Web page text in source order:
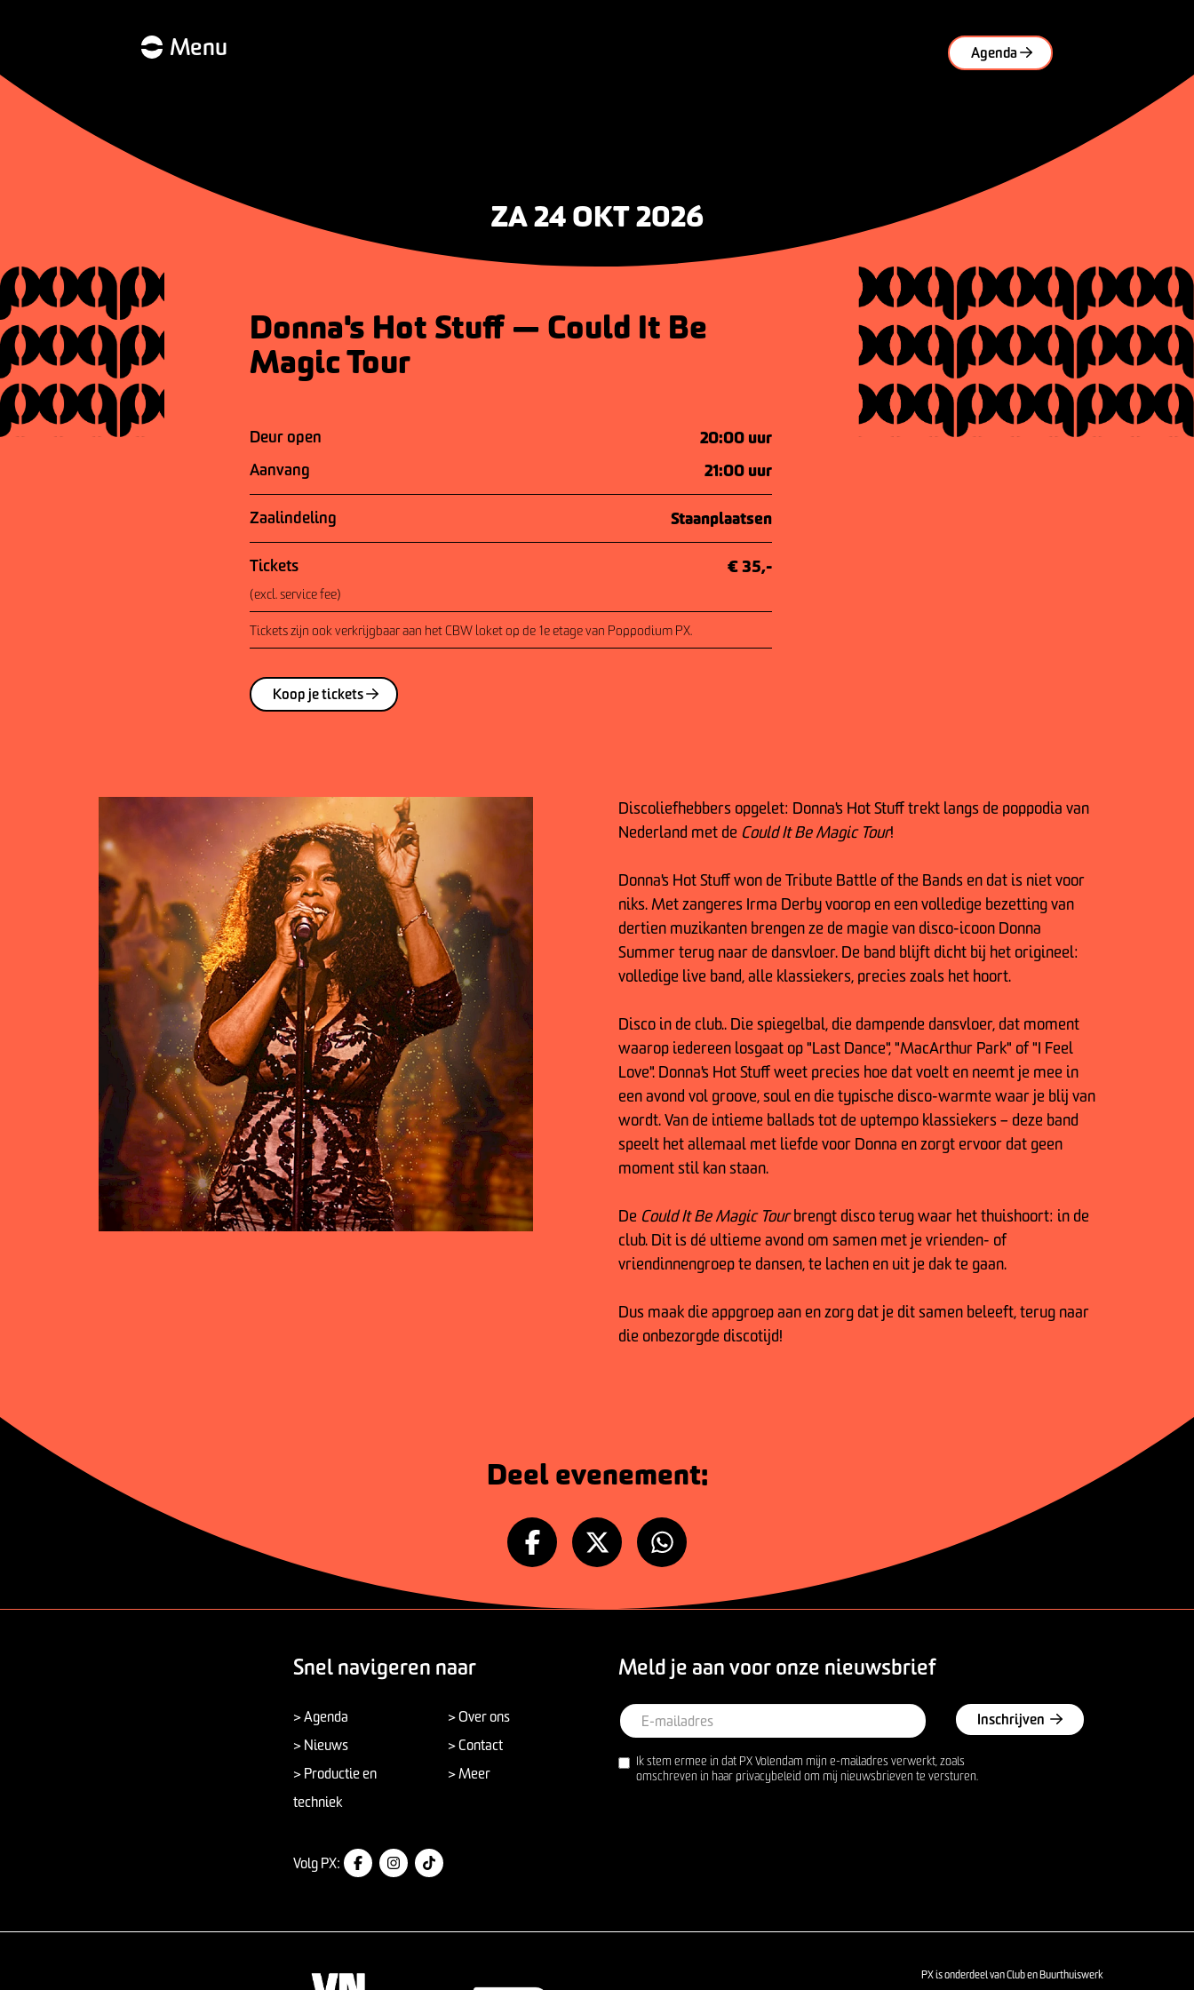
Menu Agenda
ZA 24 OKT 2026
Donna's Hot Stuff — Could It Be
Magic Tour
Deur open
20:00 uur
Aanvang
21:00 uur
Zaalindeling Staanplaatsen
Tickets € 35,-
(excl. service fee)
Tickets zijn ook verkrijgbaar aan het CBW loket op de 1e etage van Poppodium PX.
Koop je tickets
Discoliefhebbers opgelet: Donna's Hot Stuff trekt langs de poppodia van
Nederland met de Could It Be Magic Tour!
Donna's Hot Stuff won de Tribute Battle of the Bands en dat is niet voor
niks. Met zangeres Irma Derby voorop en een volledige bezetting van
dertien muzikanten brengen ze de magie van disco-icoon Donna
Summer terug naar de dansvloer. De band blijft dicht bij het origineel:
volledige live band, alle klassiekers, precies zoals het hoort.
Disco in de club.. Die spiegelbal, die dampende dansvloer, dat moment
waarop iedereen losgaat op "Last Dance", "MacArthur Park" of "I Feel
Love". Donna's Hot Stuff weet precies hoe dat voelt en neemt je mee in
een avond vol groove, soul en die typische disco-warmte waar je blij van
wordt. Van de intieme ballads tot de uptempo klassiekers – deze band
speelt het allemaal met liefde voor Donna en zorgt ervoor dat geen
moment stil kan staan.
De Could It Be Magic Tourbrengt disco terug waar het thuishoort: in de
club. Dit is dé ultieme avond om samen met je vrienden- of
vriendinnengroep te dansen, te lachen en uit je dak te gaan.
Dus maak die appgroep aan en zorg dat je dit samen beleeft, terug naar
die onbezorgde discotijd!
Deel evenement:
Snel navigeren naar
> Agenda
> Nieuws
> Productie en
techniek
> Over ons
> Contact
> Meer
Volg PX:
Meld je aan voor onze nieuwsbrief
Inschrijven
Ik stem ermee in dat PX Volendam mijn e-mailadres verwerkt, zoals
omschreven in haar privacybeleid om mij nieuwsbrieven te versturen.
PX is onderdeel van Club en Buurthuiswerk